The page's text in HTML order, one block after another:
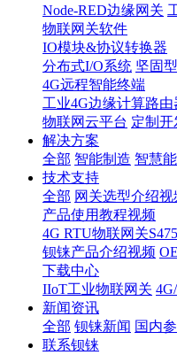
Node-RED边缘网关
物联网关软件
IO模块&协议转换器
分布式I/O系统 坚固
4G远程智能终端
工业4G边缘计算路由
物联网云平台 定制开
解决方案
全部 智能制造 智慧
技术支持
全部 网关选型介绍视
产品使用教程视频
4G RTU物联网关S475
钡铼产品介绍视频
下载中心
IIoT工业物联网关
新闻资讯
全部 钡铼新闻 国内
联系钡铼